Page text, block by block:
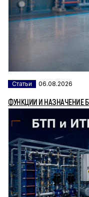
Статьи 06.08.2026
ФУНКЦИИ И НАЗНАЧЕНИЕ